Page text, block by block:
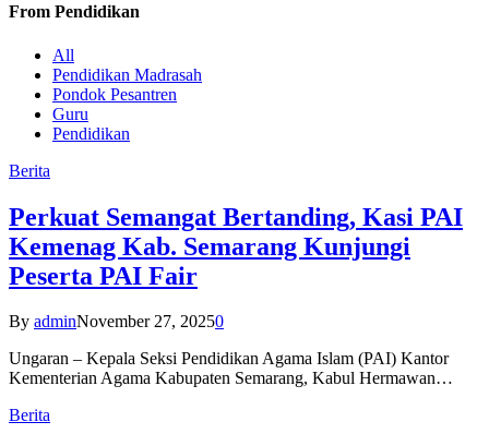
From Pendidikan
All
Pendidikan Madrasah
Pondok Pesantren
Guru
Pendidikan
Berita
Perkuat Semangat Bertanding, Kasi PAI
Kemenag Kab. Semarang Kunjungi
Peserta PAI Fair
By adminNovember 27, 20250
Ungaran – Kepala Seksi Pendidikan Agama Islam (PAI) Kantor
Kementerian Agama Kabupaten Semarang, Kabul Hermawan…
Berita